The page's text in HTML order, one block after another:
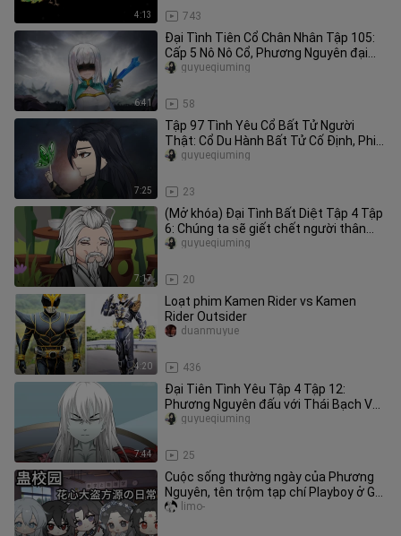
4:13 743
6:41
Đại Tình Tiên Cổ Chân Nhân Tập 105:
Cấp 5 Nô Nô Cổ, Phương Nguyên đại
nhân, ta là Phong Thiên Vũ
58
guyueqiuming
7:25
Tập 97 Tình Yêu Cổ Bất Tử Người
Thật: Cổ Du Hành Bất Tử Cố Định, Phi
Công Truyền Kỳ Tai Ri Yang Mang
23
guyueqiuming
7:17
(Mở khóa) Đại Tình Bất Diệt Tập 4 Tập
6: Chúng ta sẽ giết chết người thân
của mình vì công lý, Đông
20
guyueqiuming
4:20
Loạt phim Kamen Rider vs Kamen
Rider Outsider
436
duanmuyue
7:44
Đại Tiên Tình Yêu Tập 4 Tập 12:
Phương Nguyên đấu với Thái Bạch Vân
Sinh
25
guyueqiuming
Cuộc sống thường ngày của Phương
Nguyên, tên trộm tạp chí Playboy ở Gu
Campus
limo-